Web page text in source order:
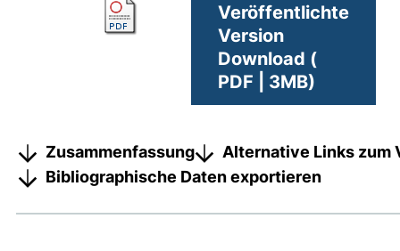
Veröffentlichte
Version
Download (
PDF | 3MB)
Zusammenfassung
Alternative Links zum
Bibliographische Daten exportieren